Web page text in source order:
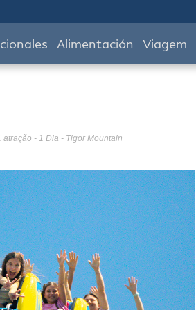
Alimentación Viagem
atração - 1 Dia - Tigor Mountain